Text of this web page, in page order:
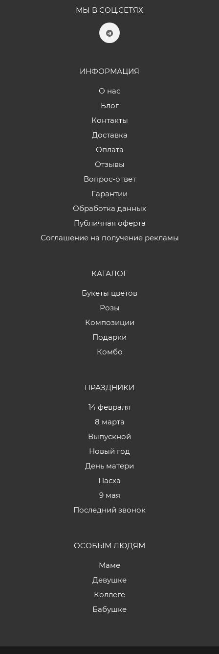
МЫ В СОЦ.СЕТЯХ
ИНФОРМАЦИЯ
О нас
Блог
Контакты
Доставка
Оплата
Отзывы
Вопрос-ответ
Гарантии
Обработка данных
Публичная оферта
Соглашение на получение рекламы
КАТАЛОГ
Букеты цветов
Розы
Композиции
Подарки
Комбо
ПРАЗДНИКИ
14 февраля
8 марта
Выпускной
Новый год
День матери
Пасха
9 мая
Последний звонок
ОСОБЫМ ЛЮДЯМ
Маме
Девушке
Коллеге
Бабушке